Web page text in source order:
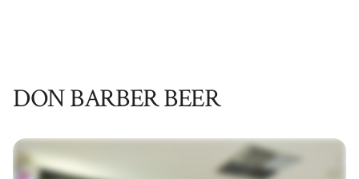
DON BARBER BEER